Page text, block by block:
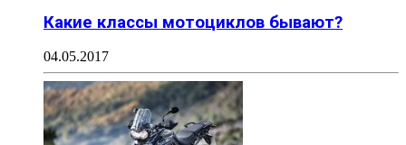
Какие классы мотоциклов бывают?
04.05.2017